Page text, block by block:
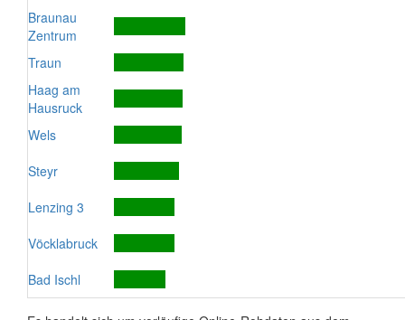
Braunau
Zentrum
Traun
Haag am
Hausruck
Wels
Steyr
Lenzing 3
Vöcklabruck
Bad Ischl